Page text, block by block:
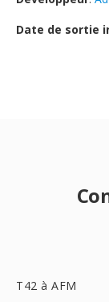
Date de sortie
T42 à AFM